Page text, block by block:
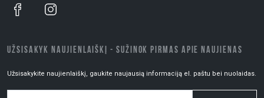
UŽSISAKYK NAUJIENLAIŠKĮ - SUŽINOK PIRMAS APIE NAUJIENAS
Užsisakykite naujienlaiškį, gaukite naujausią informaciją el. paštu bei nuolaidas.